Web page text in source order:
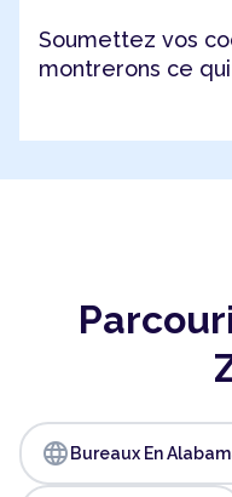
Soumettez vos
montrerons ce
language Bureaux En